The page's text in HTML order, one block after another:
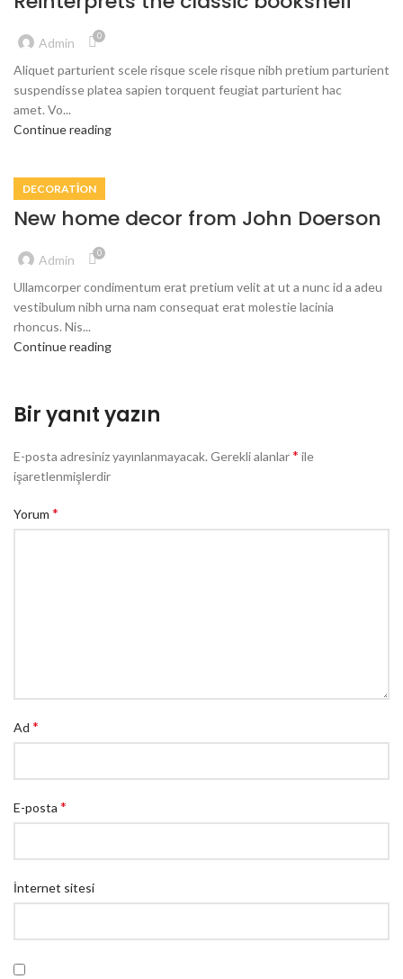
Admin 0
Aliquet parturient scele risque scele risque nibh pretium parturient
suspendisse platea sapien torquent feugiat parturient hac
amet. Vo...
Continue reading
DECORATION
New home decor from John Doerson
Admin 0
Ullamcorper condimentum erat pretium velit at ut a nunc id a adeu
vestibulum nibh urna nam consequat erat molestie lacinia
rhoncus. Nis...
Continue reading
Bir yanıt yazın
E-posta adresiniz yayınlanmayacak. Gerekli alanlar* ile
işaretlenmişlerdir
Yorum *
Ad *
E-posta *
İnternet sitesi